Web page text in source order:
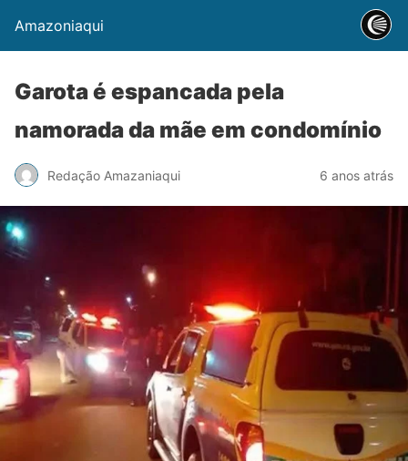
Amazoniaqui
Garota é espancada pela
namorada da mãe em condomínio
Redação Amazaniaqui 6 anos atrás